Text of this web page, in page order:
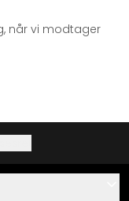
når vi modtager